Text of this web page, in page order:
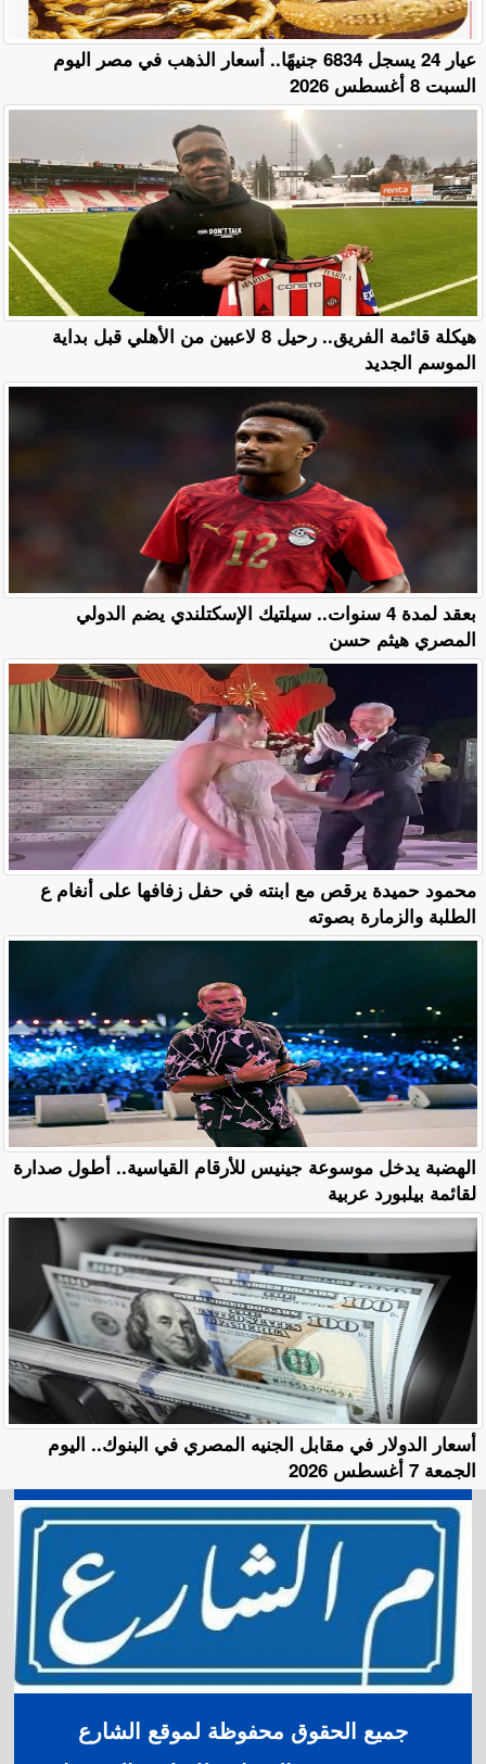
عيار 24 يسجل 6834 جنيهًا.. أسعار الذهب في مصر اليوم
السبت 8 أغسطس 2026
هيكلة قائمة الفريق.. رحيل 8 لاعبين من الأهلي قبل بداية
الموسم الجديد
بعقد لمدة 4 سنوات.. سيلتيك الإسكتلندي يضم الدولي
المصري هيثم حسن
محمود حميدة يرقص مع ابنته في حفل زفافها على أنغام ع
الطلبة والزمارة بصوته
الهضبة يدخل موسوعة جينيس للأرقام القياسية.. أطول صدارة
لقائمة بيلبورد عربية
أسعار الدولار في مقابل الجنيه المصري في البنوك.. اليوم
الجمعة 7 أغسطس 2026
جميع الحقوق محفوظة لموقع الشارع